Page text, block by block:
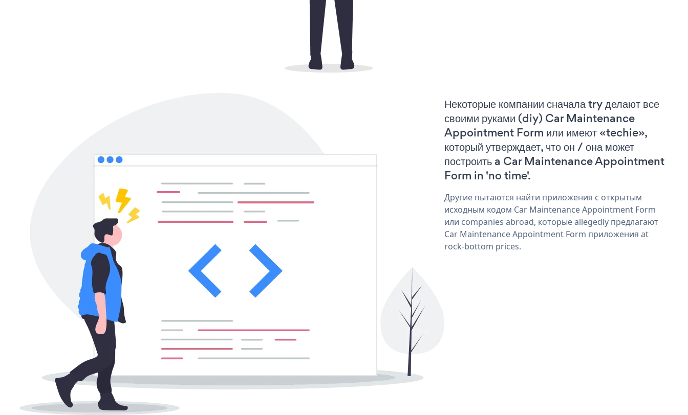
Некоторые компании сначала try делают все
своими руками (diy) Car Maintenance
Appointment Form или имеют «techie»,
который утверждает, что он / она может
построить a Car Maintenance Appointment
Form in 'no time'.
Другие пытаются найти приложения с открытым
исходным кодом Car Maintenance Appointment Form
или companies abroad, которые allegedly предлагают
Car Maintenance Appointment Form приложения at
rock-bottom prices.